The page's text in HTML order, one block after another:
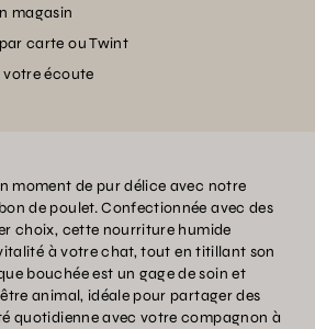
magasin
carte ou Twint
votre écoute
moment de pur délice avec notre
de poulet. Confectionnée avec des
choix, cette nourriture humide
à votre chat, tout en titillant son
bouchée est un gage de soin et
animal, idéale pour partager des
quotidienne avec votre compagnon à